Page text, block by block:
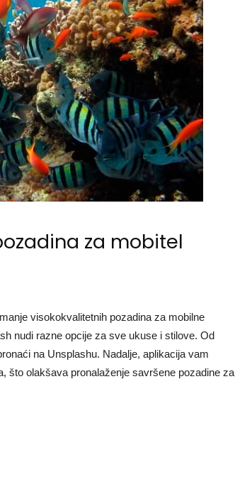
za mobitel
visokokvalitetnih pozadina za mobilne
nudi razne opcije za sve ukuse i stilove. Od
na Unsplashu. Nadalje, aplikacija vam
što olakšava pronalaženje savršene pozadine za